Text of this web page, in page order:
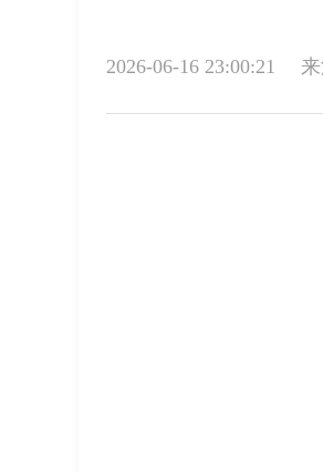
2026-06-16 23:00:21